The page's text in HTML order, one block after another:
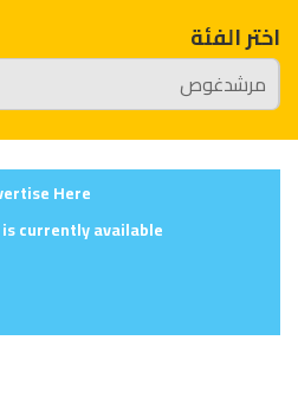
اختر الفئة
Here
currently available